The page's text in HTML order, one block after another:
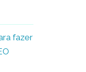
fazer